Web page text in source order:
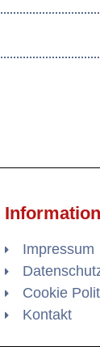
Information
Impressum
Cookie
Kontakt